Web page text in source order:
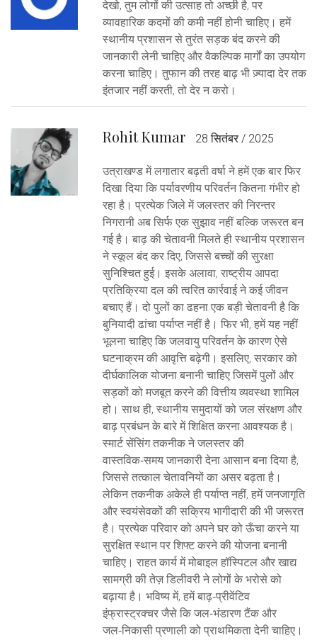
देखो, तुम लोगों की उत्साह तो अच्छी है, पर
व्यावहारिक कदमों की कमी नहीं होनी चाहिए। हमें
स्थानीय प्रशासन से तुरंत सड़क बंद करने की
जानकारी लेनी चाहिए और वैकल्पिक मार्गों का उपयोग
करना चाहिए। तुफान की तरह बाढ़ भी ज़्यादा देर तक
इंतजार नहीं करती, तो देर न करो।
Rohit Kumar 28 सितंबर / 2025
उत्राखण्ड में लगातार बढ़ती वर्षा ने हमें एक बार फिर
दिखा दिया कि पर्यावरणीय परिवर्तन कितना गंभीर हो
रहा है। प्रत्येक जिले में जलस्तर की निरन्तर
निगरानी अब सिर्फ एक सुझ़ाव नहीं बल्कि जरूरत बन
गई है। बाढ़ की चेतावनी मिलते ही स्थानीय प्रशासन
ने स्कूल बंद कर दिए, जिससे बच्चों की सुरक्षा
सुनिश्चित हुई। इसके अलावा, राष्ट्रीय आपदा
प्रतिक्रिया दल की त्वरित कार्रवाई ने कई जीवन
बचाए हैं। दो पुलों का ढहना एक बड़ी चेतावनी है कि
बुनियादी ढांचा पर्याप्त नहीं है। फिर भी, हमें यह नहीं
भूलना चाहिए कि जलवायु परिवर्तन के कारण ऐसे
घटनाक्रम की आवृत्ति बढ़ेगी। इसलिए, सरकार को
दीर्घकालिक योजना बनानी चाहिए जिसमें पुलों और
सड़कों को मजबूत करने की वित्तीय व्यवस्था शामिल
हो। साथ ही, स्थानीय समुदायों को जल संरक्षण और
बाढ़ प्रबंधन के बारे में शिक्षित करना आवश्यक है।
स्मार्ट सेंसिंग तकनीक ने जलस्तर की
वास्तविक‑समय जानकारी देना आसान बना दिया है,
जिससे तत्काल चेतावनियों का असर बढ़ता है।
लेकिन तकनीक अकेले ही पर्याप्त नहीं, हमें जनजागृति
और स्वयंसेवकों की सक्रिय भागीदारी की भी जरूरत
है। प्रत्येक परिवार को अपने घर को ऊँचा करने या
सुरक्षित स्थान पर शिफ्ट करने की योजना बनानी
चाहिए। राहत कार्य में मोबाइल हॉस्पिटल और खाद्य
सामग्री की तेज़ डिलीवरी ने लोगों के भरोसे को
बढ़ाया है। भविष्य में, हमें बाढ़‑प्रीवेंटिव
इंफ्रास्ट्रक्चर जैसे कि जल‑भंडारण टैंक और
जल‑निकासी प्रणाली को प्राथमिकता देनी चाहिए।